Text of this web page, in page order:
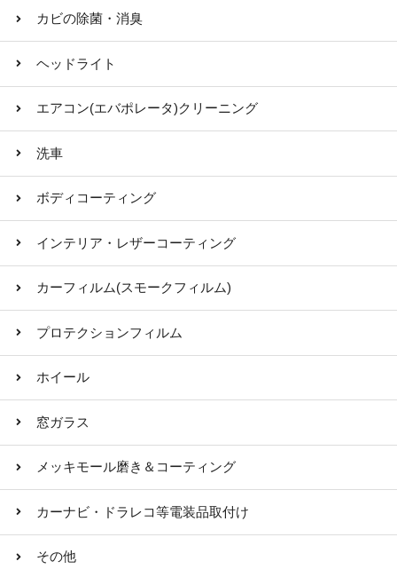
カビの除菌・消臭
ヘッドライト
エアコン(エバポレータ)クリーニング
洗車
ボディコーティング
インテリア・レザーコーティング
カーフィルム(スモークフィルム)
プロテクションフィルム
ホイール
窓ガラス
メッキモール磨き＆コーティング
カーナビ・ドラレコ等電装品取付け
その他